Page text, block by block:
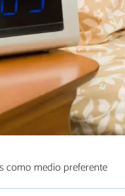
como medio preferente